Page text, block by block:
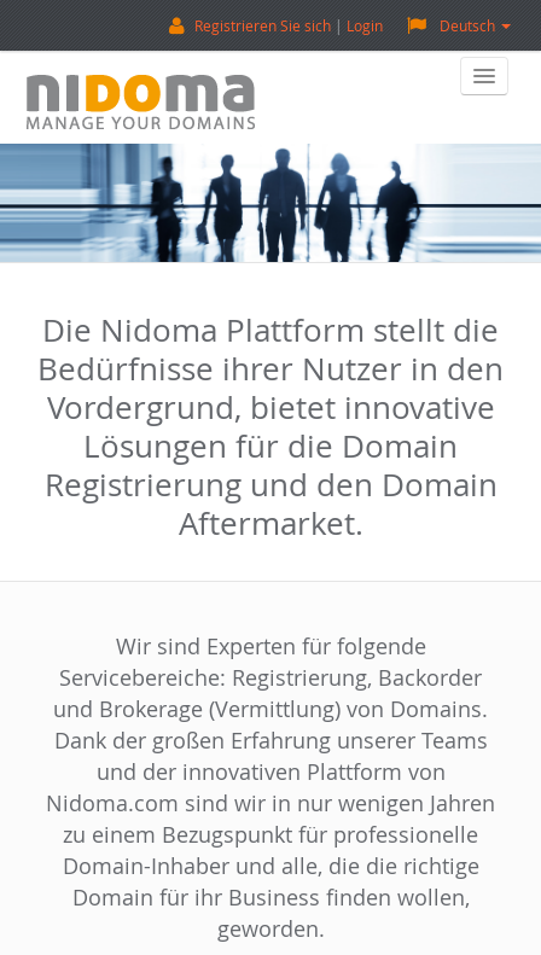
Deutsch
Registrieren Sie sich Login
Eine Domain Kaufen
Domain-Bewertung
Backorder (Reservierungen)
Über Uns
Kontaktieren Sie Uns
Die Nidoma Plattform stellt die
Bedürfnisse ihrer Nutzer in den
Vordergrund, bietet innovative
Lösungen für die Domain
Registrierung und den Domain
Aftermarket.
Wir sind Experten für folgende
Servicebereiche: Registrierung, Backorder
und Brokerage (Vermittlung) von Domains.
Dank der großen Erfahrung unserer Teams
und der innovativen Plattform von
Nidoma.com sind wir in nur wenigen Jahren
zu einem Bezugspunkt für professionelle
Domain-Inhaber und alle, die die richtige
Domain für ihr Business finden wollen,
geworden.